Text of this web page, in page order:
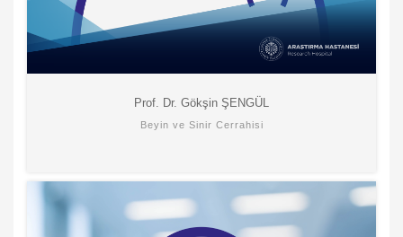
Prof. Dr. Gökşin ŞENGÜL
Beyin ve Sinir Cerrahisi